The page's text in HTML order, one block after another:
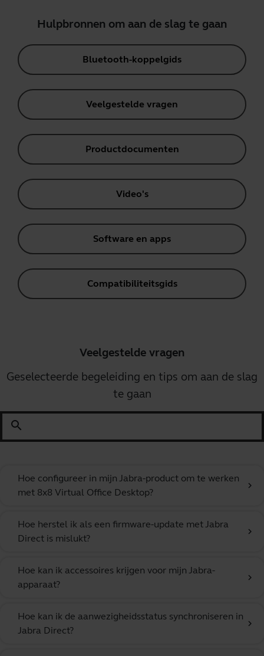
Hulpbronnen om aan de slag te gaan
Bluetooth-koppelgids
Veelgestelde vragen
Productdocumenten
Video's
Software en apps
Compatibiliteitsgids
Veelgestelde vragen
Geselecteerde begeleiding en tips om aan de slag
te gaan
search
Hoe configureer in mijn Jabra-product om te werken
met 8x8 Virtual Office Desktop?
chevron_right
Hoe herstel ik als een firmware-update met Jabra
Direct is mislukt?
chevron_right
Hoe kan ik accessoires krijgen voor mijn Jabra-
apparaat?
chevron_right
Hoe kan ik de aanwezigheidsstatus synchroniseren in
Jabra Direct?
chevron_right